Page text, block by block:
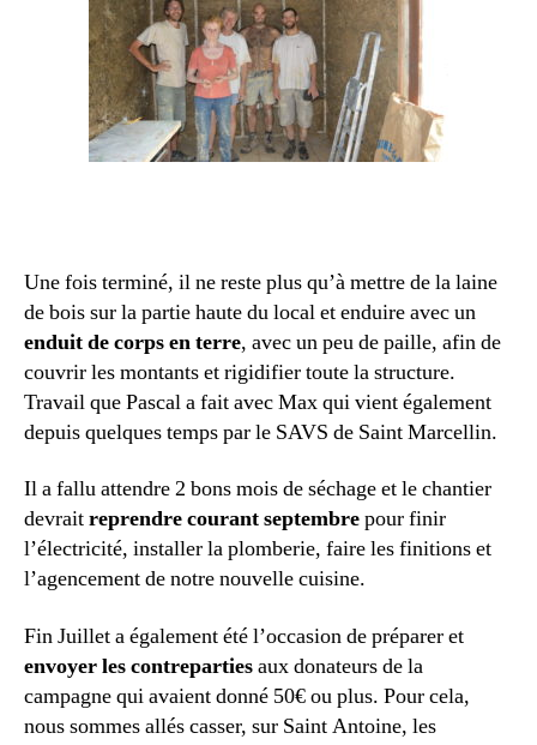
Une fois terminé, il ne reste plus qu’à mettre de la laine
de bois sur la partie haute du local et enduire avec un
enduit de corps en terre, avec un peu de paille, afin de
couvrir les montants et rigidifier toute la structure.
Travail que Pascal a fait avec Max qui vient également
depuis quelques temps par le SAVS de Saint Marcellin.
Il a fallu attendre 2 bons mois de séchage et le chantier
devraitreprendre courant septembrepour finir
l’électricité, installer la plomberie, faire les finitions et
l’agencement de notre nouvelle cuisine.
Fin Juillet a également été l’occasion de préparer et
envoyer les contrepartiesaux donateurs de la
campagne qui avaient donné 50€ ou plus. Pour cela,
nous sommes allés casser, sur Saint Antoine, les